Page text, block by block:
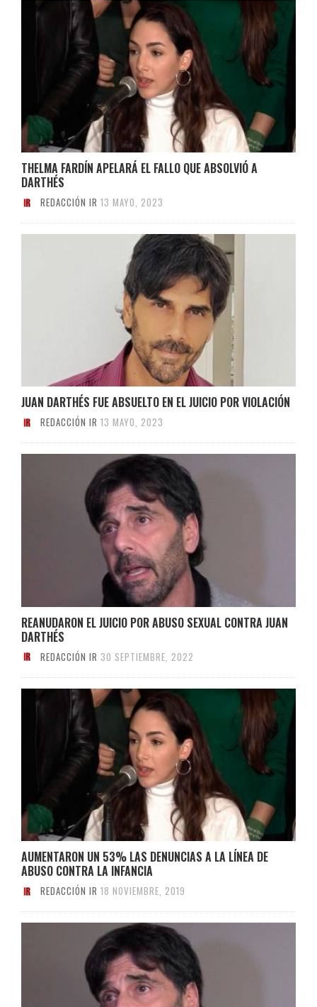
THELMA FARDÍN APELARÁ EL FALLO QUE ABSOLVIÓ A
DARTHÉS
REDACCIÓN IR 13 MAYO, 2023
JUAN DARTHÉS FUE ABSUELTO EN EL JUICIO POR VIOLACIÓN
REDACCIÓN IR 13 MAYO, 2023
REANUDARON EL JUICIO POR ABUSO SEXUAL CONTRA JUAN
DARTHÉS
REDACCIÓN IR 30 SEPTIEMBRE, 2022
AUMENTARON UN 53% LAS DENUNCIAS A LA LÍNEA DE
ABUSO CONTRA LA INFANCIA
REDACCIÓN IR 18 NOVIEMBRE, 2019